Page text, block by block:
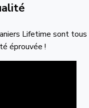
Lifetime sont
éprouvée !